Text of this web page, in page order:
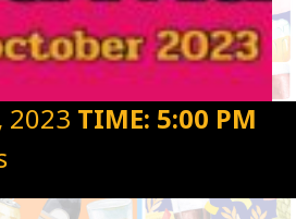
2023 TIME: 5:00 PM